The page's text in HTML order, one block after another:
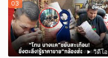
วิดีโอ
03